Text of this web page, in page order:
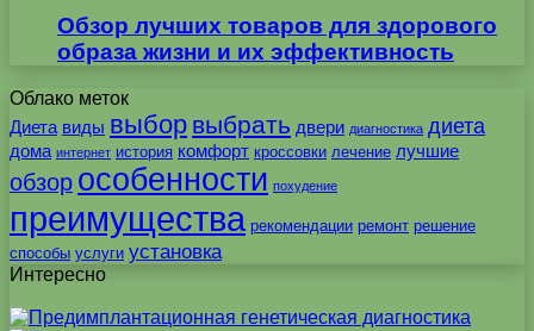
Обзор лучших товаров для здорового
образа жизни и их эффективность
Облако меток
Диета виды выбор выбрать двери диагностика диета
дома интернет история комфорт кроссовки лечение лучшие
обзор особенности похудение
преимущества рекомендации ремонт решение
способы услуги установка
Интересно